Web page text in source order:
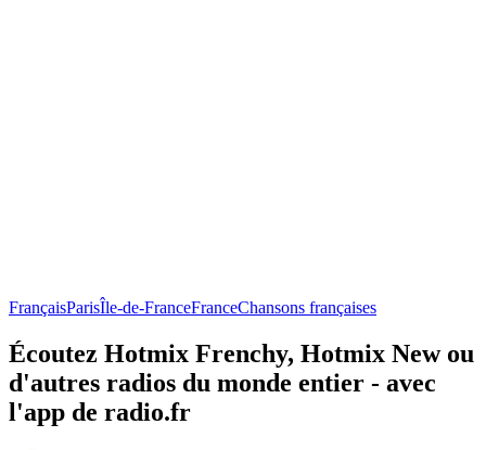
FrançaisParisÎle-de-FranceFranceChansons françaises
Écoutez Hotmix Frenchy, Hotmix New ou
d'autres radios du monde entier - avec
l'app de radio.fr